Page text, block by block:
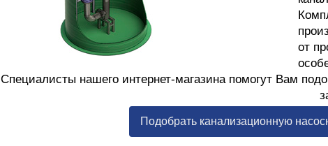
от
Специалисты нашего интернет-магазина помогут Вам
Подобрать канализационную